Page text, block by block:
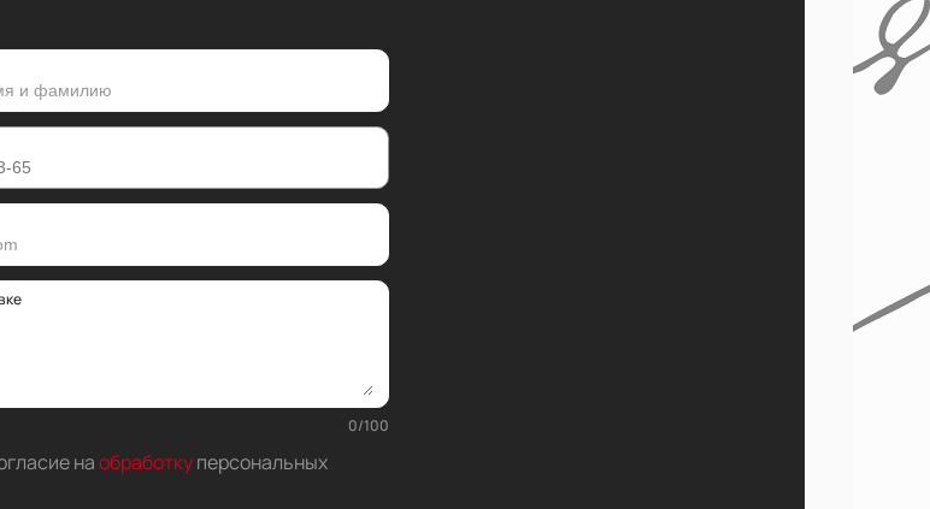
0/100
наобработкуперсональных